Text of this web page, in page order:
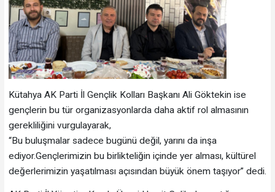
Kütahya AK Parti İl Gençlik Kolları Başkanı Ali Göktekin ise
gençlerin bu tür organizasyonlarda daha aktif rol almasının
gerekliliğini vurgulayarak,
“Bu buluşmalar sadece bugünü değil, yarını da inşa
ediyor.Gençlerimizin bu birlikteliğin içinde yer alması, kültürel
değerlerimizin yaşatılması açısından büyük önem taşıyor” dedi.